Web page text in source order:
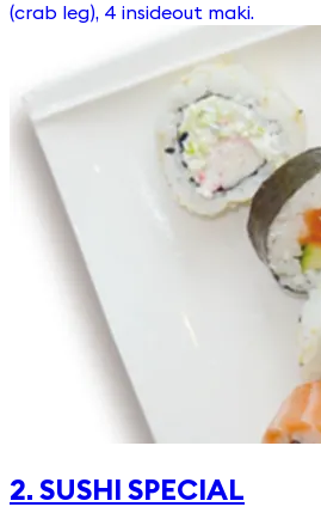
(crab leg), 4 insideout maki.
2. SUSHI SPECIAL